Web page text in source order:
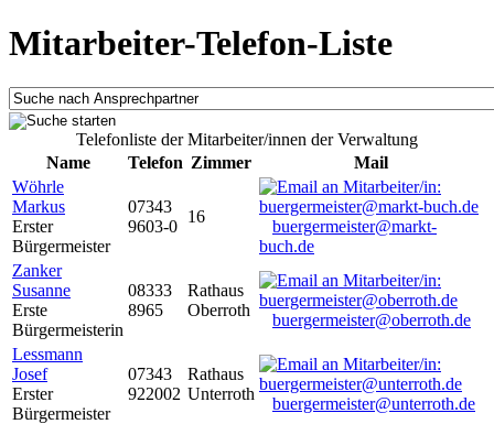
Mitarbeiter-Telefon-Liste
Telefonliste der Mitarbeiter/innen der Verwaltung
Name
Telefon Zimmer
Mail
Wöhrle
Markus
Erster
Bürgermeister
07343
9603-0
16
buergermeister@markt-
buch.de
Zanker
Susanne
Erste
Bürgermeisterin
08333
8965
Rathaus
Oberroth
buergermeister@oberroth.de
Lessmann
Josef
Erster
Bürgermeister
07343
922002
Rathaus
Unterroth
buergermeister@unterroth.de